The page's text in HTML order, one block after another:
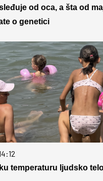
od oca, a šta od
o genetici
temperaturu ljudsko